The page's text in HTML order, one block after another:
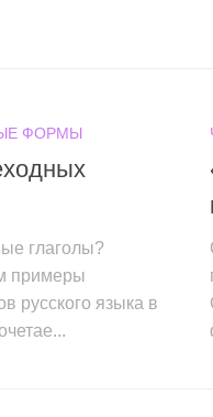
ФОРМЫ
глаголы?
примеры
русского языка в